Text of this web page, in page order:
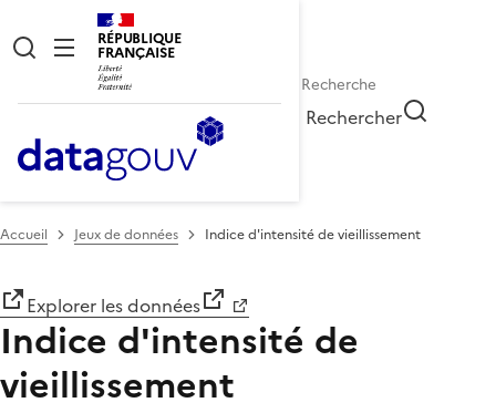
RÉPUBLIQUE
FRANÇAISE
Rechercher
Accueil Jeux de données Indice d'intensité de vieillissement
Explorer les données
Indice d'intensité de
vieillissement